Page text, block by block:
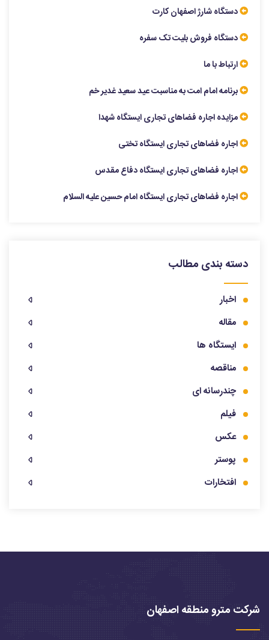
دستگاه شارژ اصفهان کارت
دستگاه فروش بلیت تک سفره
ارتباط با ما
برنامه امام امت به مناسبت عید سعید غدیر خم
مزایده اجاره فضاهای تجاری ایستگاه شهدا
اجاره فضاهای تجاری ایستگاه تختی
اجاره فضاهای تجاری ایستگاه دفاع مقدس
اجاره فضاهای تجاری ایستگاه امام حسین علیه السلام
دسته بندی مطالب
اخبار
مقاله
ایستگاه ها
مناقصه
چندرسانه ای
فیلم
عکس
پوستر
افتخارات
شرکت مترو منطقه اصفهان